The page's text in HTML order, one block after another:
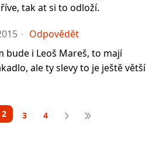
tak at si to odloží.
Odpovědět
bude i Leoš Mareš, to mají
ale ty slevy to je ještě větší
2 3 4